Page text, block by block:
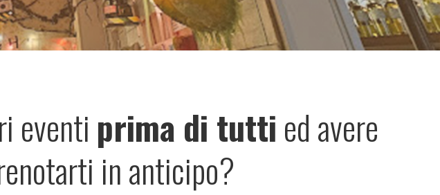
eventi prima di tuttied avere
in anticipo?